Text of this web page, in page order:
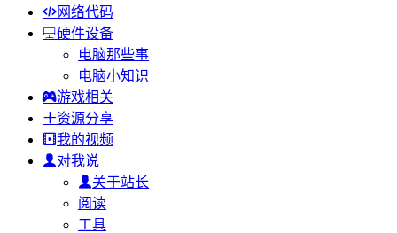
网络代码
硬件设备
电脑那些事
电脑小知识
游戏相关
资源分享
我的视频
对我说
关于站长
阅读
工具